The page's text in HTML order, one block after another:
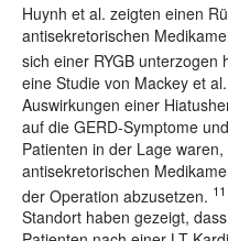
Huynh et al. zeigten einen
antisekretorischen
sich einer RYGB unterzogen
eine Studie von Mackey et
Auswirkungen einer
auf die GERD-Symptome
Patienten in der Lage
antisekretorischen
der Operation abzusetzen. 11
Standort haben gezeigt,